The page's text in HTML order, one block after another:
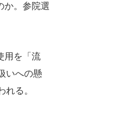
か。参院選
用を「流
いへの懸
る。